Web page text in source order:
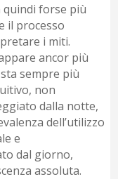
quindi forse più
il processo
i miti.
ancor più
sempre più
non
dalla notte,
dell’utilizzo
e
dal giorno,
assoluta.